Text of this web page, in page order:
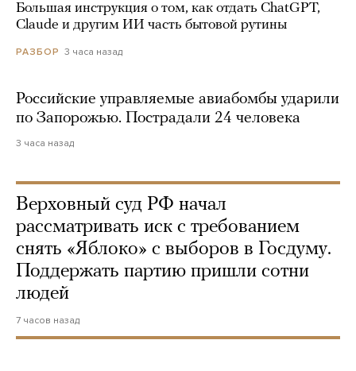
Большая инструкция о том, как отдать ChatGPT,
Claude и другим ИИ часть бытовой рутины
РАЗБОР 3 часа назад
Российские управляемые авиабомбы ударили
по Запорожью. Пострадали 24 человека
3 часа назад
Верховный суд РФ начал
рассматривать иск с требованием
снять «Яблоко» с выборов в Госдуму.
Поддержать партию пришли сотни
людей
7 часов назад